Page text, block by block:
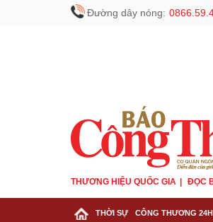
Đường dây nóng:
THƯƠNG HIỆU QUỐC GIA ĐỌC
THỜI SỰ CÔNG THƯƠNG 24H